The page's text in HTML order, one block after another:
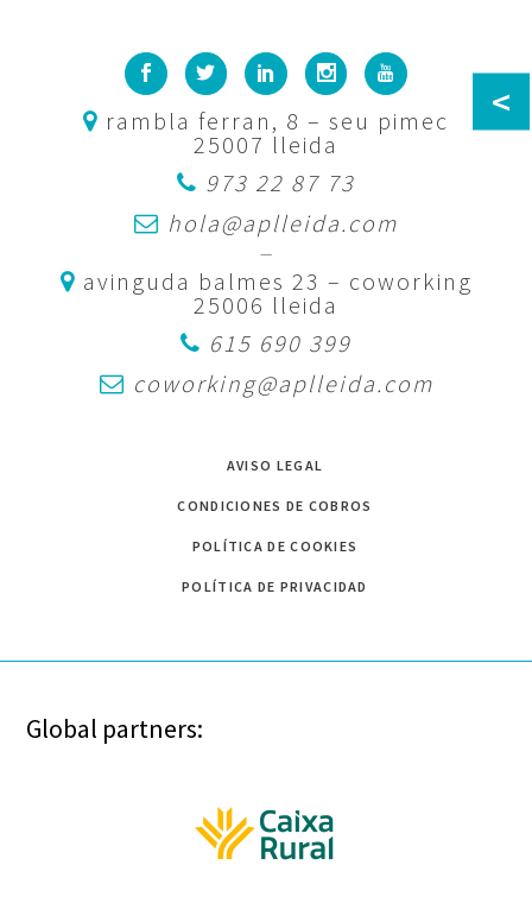
rambla ferran, 8 – seu pimec
25007 lleida
973 22 87 73
hola@aplleida.com
—
avinguda balmes 23 – coworking
25006 lleida
615 690 399
coworking@aplleida.com
AVISO LEGAL
CONDICIONES DE COBROS
POLÍTICA DE COOKIES
POLÍTICA DE PRIVACIDAD
Global partners:
<